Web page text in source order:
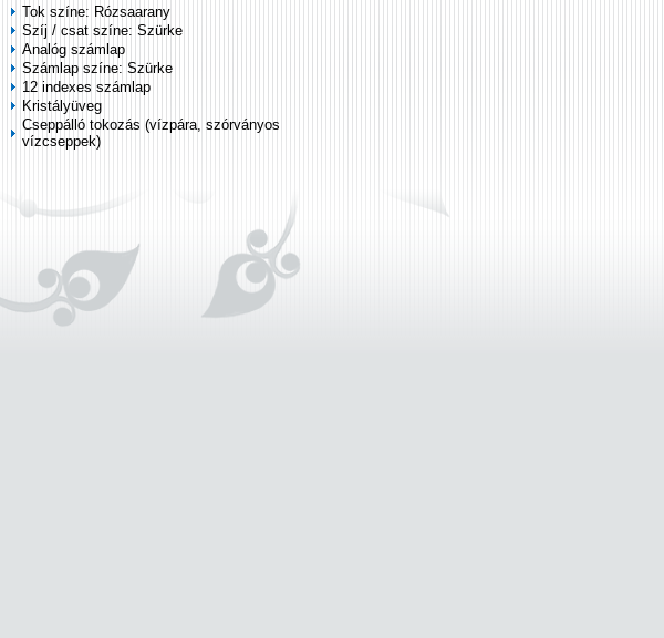
Tok színe: Rózsaarany
Szíj / csat színe: Szürke
Analóg számlap
Számlap színe: Szürke
12 indexes számlap
Kristályüveg
Cseppálló tokozás (vízpára, szórványos
vízcseppek)